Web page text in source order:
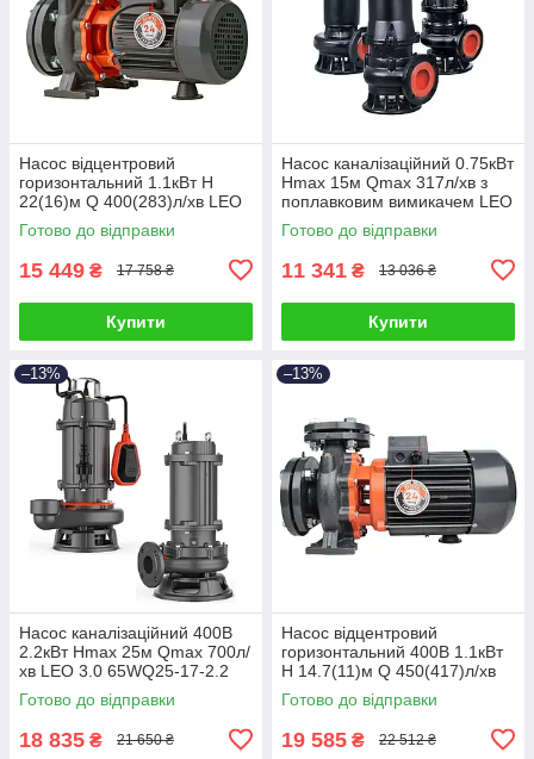
Насос відцентровий
горизонтальний 1.1кВт H
22(16)м Q 400(283)л/хв LEO
3.0 XSTm32-125/11 (771552)
Готово до відправки
15 449 ₴ 17 758 ₴
Купити
Насос каналізаційний 0.75кВт
Hmax 15м Qmax 317л/хв з
поплавковим вимикачем LEO
3.0 50WQD10-10-0.75A
(773811)
Готово до відправки
11 341 ₴ 13 036 ₴
Купити
–13%
Насос каналізаційний 400В
2.2кВт Hmax 25м Qmax 700л/
хв LEO 3.0 65WQ25-17-2.2
(7738373)
Готово до відправки
18 835 ₴ 21 650 ₴
–13%
Насос відцентровий
горизонтальний 400В 1.1кВт
H 14.7(11)м Q 450(417)л/хв
LEO 3.0 XST40-125/11
(7715613)
Готово до відправки
19 585 ₴ 22 512 ₴